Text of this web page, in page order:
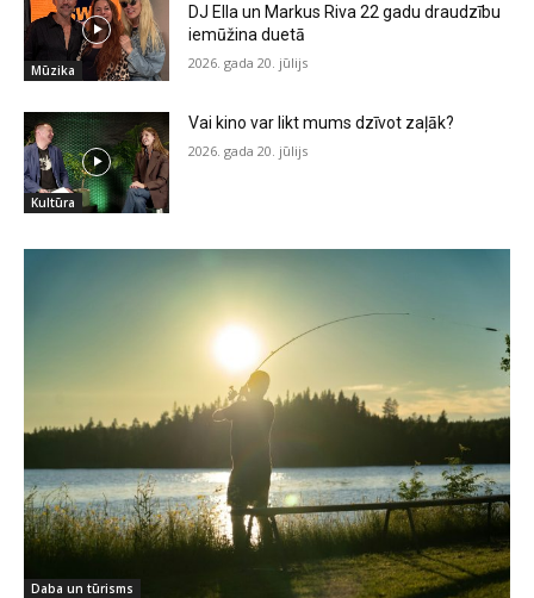
Mūzika
DJ Ella un Markus Riva 22 gadu draudzību
iemūžina duetā
2026. gada 20. jūlijs
Kultūra
Vai kino var likt mums dzīvot zaļāk?
2026. gada 20. jūlijs
Daba un tūrisms